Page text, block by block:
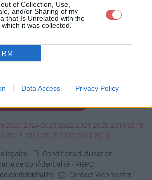
of Collection, Use,
and/or Sharing of my
that Is Unrelated with the
it was collected.
Data Access Privacy Policy
2025 2024 2023 2022 2021 2020 2019 2018
2015 2014 2013 2012 2011 2010
légales
Conditions d'utilisation
de Confidentialité / RGPD
confidentialité
Contact Webmaster